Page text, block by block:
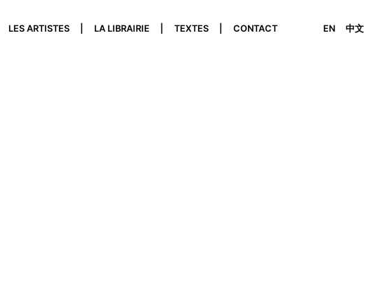
LES ARTISTES LA LIBRAIRIE TEXTES CONTACT EN 中文